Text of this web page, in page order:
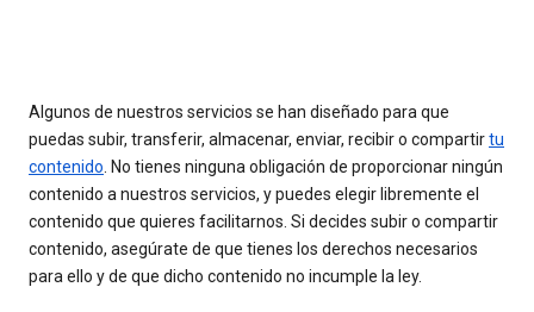
Algunos de nuestros servicios se han diseñado para que
puedas subir, transferir, almacenar, enviar, recibir o compartirtu
contenido. No tienes ninguna obligación de proporcionar ningún
contenido a nuestros servicios, y puedes elegir libremente el
contenido que quieres facilitarnos. Si decides subir o compartir
contenido, asegúrate de que tienes los derechos necesarios
para ello y de que dicho contenido no incumple la ley.